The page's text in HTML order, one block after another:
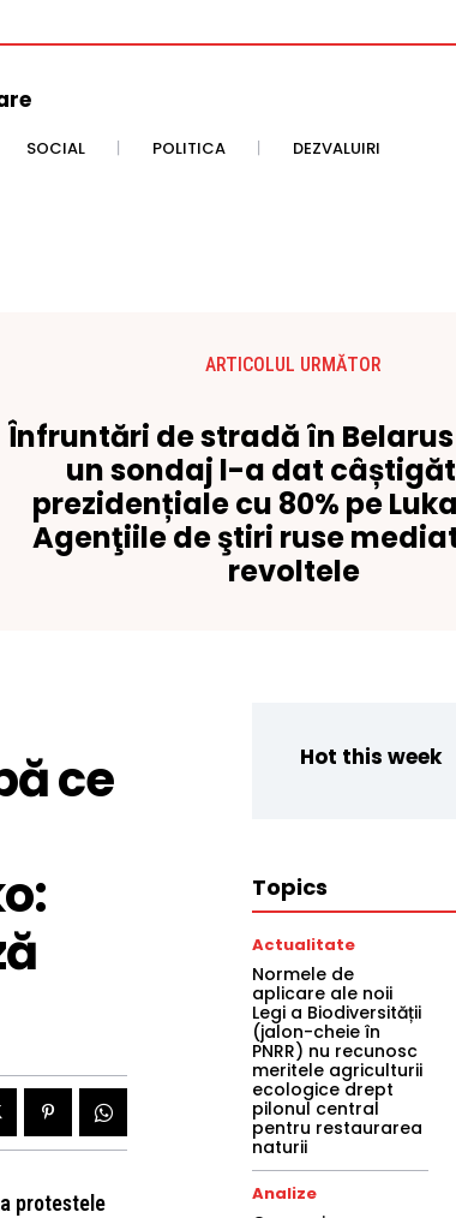
SOCIAL POLITICA DEZVALUIRI
ARTICOLUL URMĂTOR
Înfruntări de stradă în
un sondaj l-a dat
prezidențiale cu 80% pe
Agenţiile de ştiri ruse
revoltele